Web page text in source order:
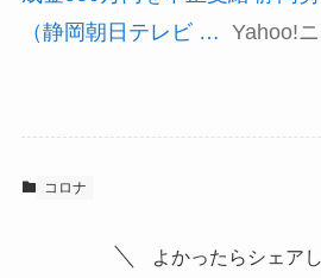
（静岡朝日テレビ … Yahoo!
コロナ
よかったらシェア